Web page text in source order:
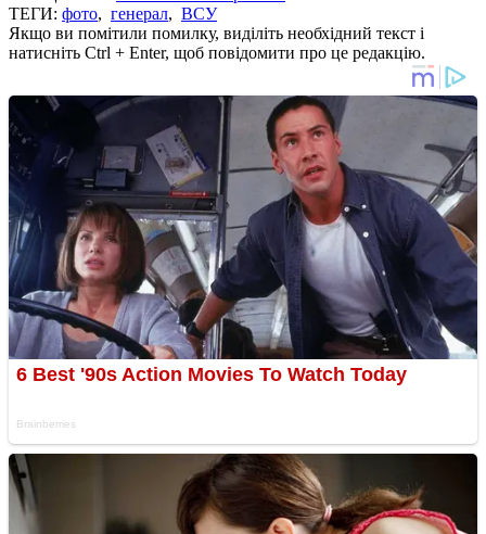
ТЕГИ: фото, генерал, ВСУ
Якщо ви помітили помилку, виділіть необхідний текст і
натисніть Ctrl + Enter, щоб повідомити про це редакцію.